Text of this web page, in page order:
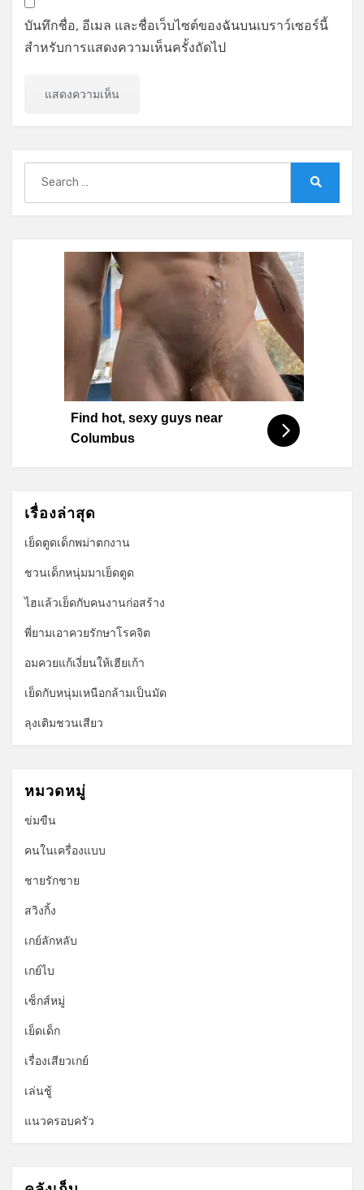
บันทึกชื่อ, อีเมล และชื่อเว็บไซต์ของฉันบนเบราว์เซอร์นี้
สำหรับการแสดงความเห็นครั้งถัดไป
for:
Find hot, sexy guys near
Columbus
เรื่องล่าสุด
เย็ดตูดเด็กพม่าตกงาน
ชวนเด็กหนุ่มมาเย็ดตูด
ไฮแล้วเย็ดกับคนงานก่อสร้าง
พี่ยามเอาควยรักษาโรคจิต
อมควยแก้เงี่ยนให้เฮียเก้า
เย็ดกับหนุ่มเหนือกล้ามเป็นมัด
ลุงเติมชวนเสียว
หมวดหมู่
ข่มขืน
คนในเครื่องแบบ
ชายรักชาย
สวิงกิ้ง
เกย์ลักหลับ
เกย์ไบ
เซ็กส์หมู่
เย็ดเด็ก
เรื่องเสียวเกย์
เล่นชู้
แนวครอบครัว